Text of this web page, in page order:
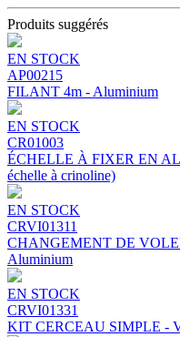
Produits suggérés
EN STOCK
AP00215
FILANT 4m - Aluminium
EN STOCK
CR01003
ÉCHELLE À FIXER EN
échelle à crinoline)
EN STOCK
CRVI01311
CHANGEMENT DE
Aluminium
EN STOCK
CRVI01331
KIT CERCEAU SIMPLE -